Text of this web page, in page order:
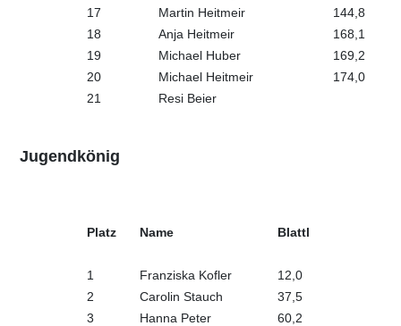
17
Martin Heitmeir
144,8
18
Anja Heitmeir
168,1
19
Michael Huber
169,2
20
Michael Heitmeir
174,0
21
Resi Beier
Jugendkönig
Platz Name Blattl
1 Franziska Kofler
12,0
2
Carolin Stauch
37,5
3
Hanna Peter
60,2